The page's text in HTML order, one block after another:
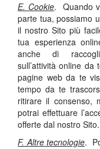
E. Cookie. Quando
parte tua, possiamo
il nostro Sito più
tua esperienza
anche di
sull’attività online
pagine web da te
tempo da te
ritirare il consenso,
potrai effettuare
offerte dal nostro Sito.
F. Altre tecnologie.